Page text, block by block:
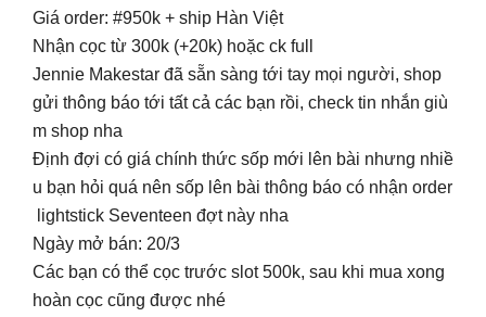
Giá order: #950k + ship Hàn Việt
Nhận cọc từ 300k (+20k) hoặc ck full
Jennie Makestar đã sẵn sàng tới tay mọi người, shop
gửi thông báo tới tất cả các bạn rồi, check tin nhắn giù
m shop nha
Định đợi có giá chính thức sốp mới lên bài nhưng nhiề
u bạn hỏi quá nên sốp lên bài thông báo có nhận order
lightstick Seventeen đợt này nha
Ngày mở bán: 20/3
Các bạn có thể cọc trước slot 500k, sau khi mua xong
hoàn cọc cũng được nhé